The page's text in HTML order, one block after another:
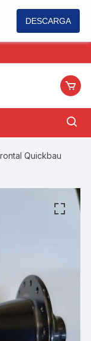
DESCARGA
Quickbau